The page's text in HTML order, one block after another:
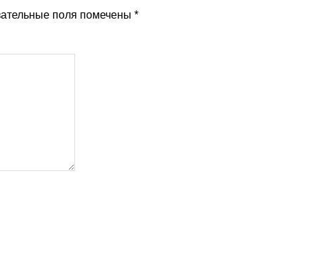
поля помечены *